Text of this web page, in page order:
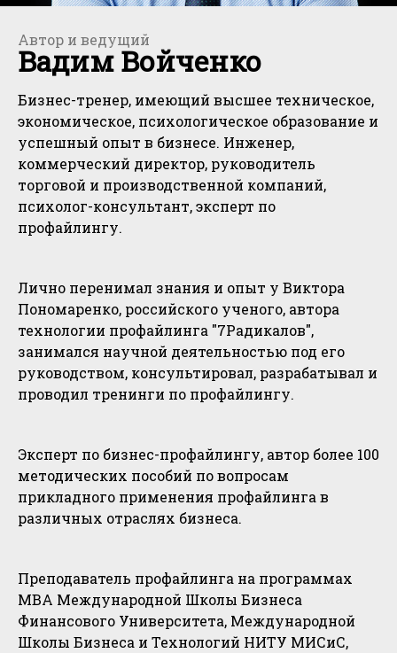
Автор и ведущий
Вадим Войченко
Бизнес-тренер, имеющий высшее техническое,
экономическое, психологическое образование и
успешный опыт в бизнесе. Инженер,
коммерческий директор, руководитель
торговой и производственной компаний,
психолог-консультант, эксперт по
профайлингу.
Лично перенимал знания и опыт у Виктора
Пономаренко, российского ученого, автора
технологии профайлинга "7Радикалов",
занимался научной деятельностью под его
руководством, консультировал, разрабатывал и
проводил тренинги по профайлингу.
Эксперт по бизнес-профайлингу, автор более 100
методических пособий по вопросам
прикладного применения профайлинга в
различных отраслях бизнеса.
Преподаватель профайлинга на программах
MBA Международной Школы Бизнеса
Финансового Университета, Международной
Школы Бизнеса и Технологий НИТУ МИСиС,